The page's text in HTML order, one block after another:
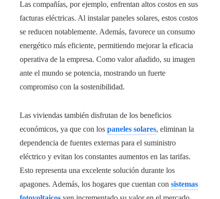
Las compañías, por ejemplo, enfrentan altos costos en sus
facturas eléctricas. Al instalar paneles solares, estos costos
se reducen notablemente. Además, favorece un consumo
energético más eficiente, permitiendo mejorar la eficacia
operativa de la empresa. Como valor añadido, su imagen
ante el mundo se potencia, mostrando un fuerte
compromiso con la sostenibilidad.
Las viviendas también disfrutan de los beneficios
económicos, ya que con los paneles solares, eliminan la
dependencia de fuentes externas para el suministro
eléctrico y evitan los constantes aumentos en las tarifas.
Esto representa una excelente solución durante los
apagones. Además, los hogares que cuentan con sistemas